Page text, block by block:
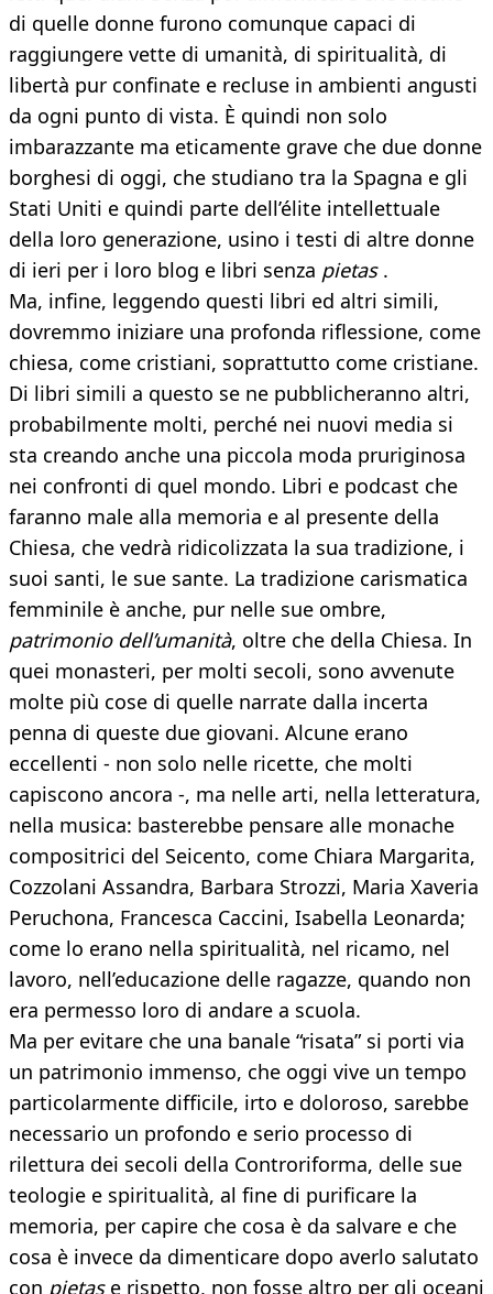
di quelle donne furono comunque capaci di
raggiungere vette di umanità, di spiritualità, di
libertà pur confinate e recluse in ambienti angusti
da ogni punto di vista. È quindi non solo
imbarazzante ma eticamente grave che due donne
borghesi di oggi, che studiano tra la Spagna e gli
Stati Uniti e quindi parte dell’élite intellettuale
della loro generazione, usino i testi di altre donne
di ieri per i loro blog e libri senza pietas.
Ma, infine, leggendo questi libri ed altri simili,
dovremmo iniziare una profonda riflessione, come
chiesa, come cristiani, soprattutto come cristiane.
Di libri simili a questo se ne pubblicheranno altri,
probabilmente molti, perché nei nuovi media si
sta creando anche una piccola moda pruriginosa
nei confronti di quel mondo. Libri e podcast che
faranno male alla memoria e al presente della
Chiesa, che vedrà ridicolizzata la sua tradizione, i
suoi santi, le sue sante. La tradizione carismatica
femminile è anche, pur nelle sue ombre,
patrimonio dell’umanità, oltre che della Chiesa. In
quei monasteri, per molti secoli, sono avvenute
molte più cose di quelle narrate dalla incerta
penna di queste due giovani. Alcune erano
eccellenti - non solo nelle ricette, che molti
capiscono ancora -, ma nelle arti, nella letteratura,
nella musica: basterebbe pensare alle monache
compositrici del Seicento, come Chiara Margarita,
Cozzolani Assandra, Barbara Strozzi, Maria Xaveria
Peruchona, Francesca Caccini, Isabella Leonarda;
come lo erano nella spiritualità, nel ricamo, nel
lavoro, nell’educazione delle ragazze, quando non
era permesso loro di andare a scuola.
Ma per evitare che una banale “risata” si porti via
un patrimonio immenso, che oggi vive un tempo
particolarmente difficile, irto e doloroso, sarebbe
necessario un profondo e serio processo di
rilettura dei secoli della Controriforma, delle sue
teologie e spiritualità, al fine di purificare la
memoria, per capire che cosa è da salvare e che
cosa è invece da dimenticare dopo averlo salutato
con pietase rispetto, non fosse altro per gli oceani